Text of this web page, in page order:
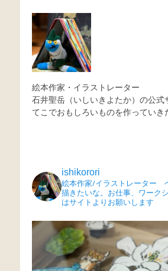
ビ
ゲ
ー
シ
ョ
ン
絵本作家・イラストレーター
石井聖岳（いしいきよたか）の公式
てこでおもしろいものを作っていき
ishikorori
絵本作家/イラストレーター
描きたいな。お仕事、ワーク
はサイトよりお願いします